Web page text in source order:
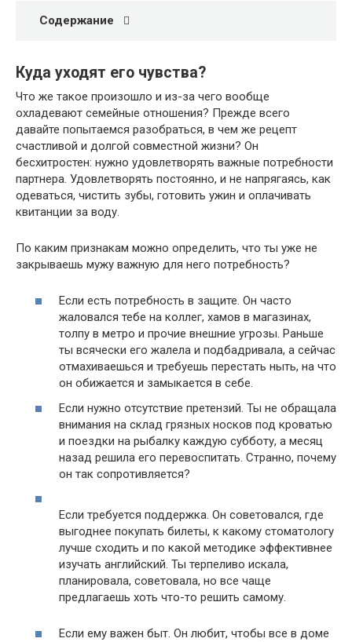
Содержание
Куда уходят его чувства?
Что же такое произошло и из-за чего вообще
охладевают семейные отношения? Прежде всего
давайте попытаемся разобраться, в чем же рецепт
счастливой и долгой совместной жизни? Он
бесхитростен: нужно удовлетворять важные потребности
партнера. Удовлетворять постоянно, и не напрягаясь, как
одеваться, чистить зубы, готовить ужин и оплачивать
квитанции за воду.
По каким признакам можно определить, что ты уже не
закрываешь мужу важную для него потребность?
Если есть потребность в защите. Он часто
жаловался тебе на коллег, хамов в магазинах,
толпу в метро и прочие внешние угрозы. Раньше
ты всячески его жалела и подбадривала, а сейчас
отмахиваешься и требуешь перестать ныть, на что
он обижается и замыкается в себе.
Если нужно отсутствие претензий. Ты не обращала
внимания на склад грязных носков под кроватью
и поездки на рыбалку каждую субботу, а месяц
назад решила его перевоспитать. Странно, почему
он так сопротивляется?
Если требуется поддержка. Он советовался, где
выгоднее покупать билеты, к какому стоматологу
лучше сходить и по какой методике эффективнее
изучать английский. Ты терпеливо искала,
планировала, советовала, но все чаще
предлагаешь хоть что-то решить самому.
Если ему важен быт. Он любит, чтобы все в доме